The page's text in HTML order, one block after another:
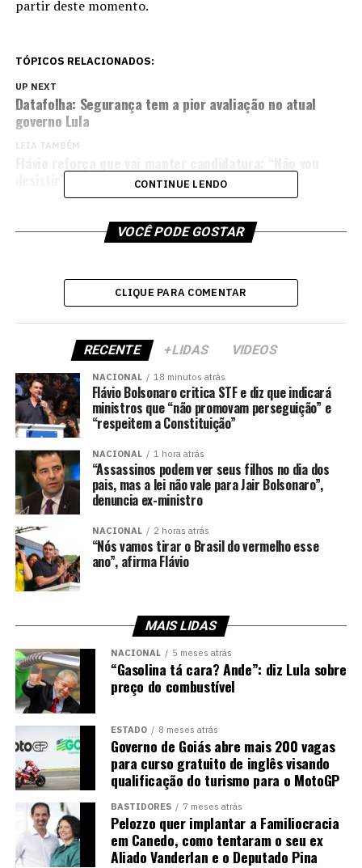
partir deste momento.
TÓPICOS RELACIONADOS:
UP NEXT
Datafolha: Segurança tem a pior avaliação no atual
governo Lula
LEIA TAMBÉM
desistir”
CONTINUE LENDO
VOCÊ PODE GOSTAR
CLIQUE PARA COMENTAR
RECENTE +LIDAS VIDEOS
NACIONAL 18 minutos atrás
Flávio Bolsonaro critica STF e diz que indicará
ministros que “não promovam perseguição” e
“respeitem a Constituição”
NACIONAL 1 hora atrás
“Assassinos podem ver seus filhos no dia dos
pais, mas a lei não vale para Jair Bolsonaro”,
denuncia ex-ministro
NACIONAL 2 horas atrás
“Nós vamos tirar o Brasil do vermelho esse
ano”, afirma Flávio
MAIS LIDAS
NACIONAL 5 meses atrás
“Gasolina tá cara? Ande”: diz Lula sobre
preço do combustível
ESTADO 8 meses atrás
Governo de Goiás abre mais 200 vagas
para curso gratuito de inglês visando
qualificação do turismo para o MotoGP
BASTIDORES 7 meses atrás
Pelozzo quer implantar a Familiocracia
em Canedo, como tentaram o seu ex
Aliado Vanderlan e o Deputado Pina